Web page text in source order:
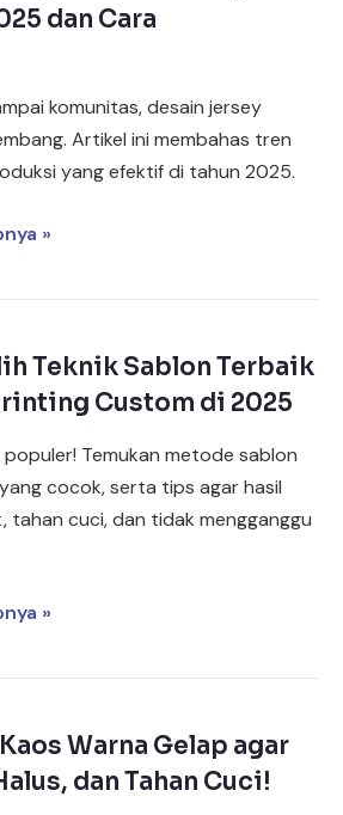
dan Cara
komunitas, desain jersey
Artikel ini membahas tren
yang efektif di tahun 2025.
»
Teknik Sablon Terbaik
Custom di 2025
Temukan metode sablon
cocok, serta tips agar hasil
cuci, dan tidak mengganggu
»
Warna Gelap agar
dan Tahan Cuci!